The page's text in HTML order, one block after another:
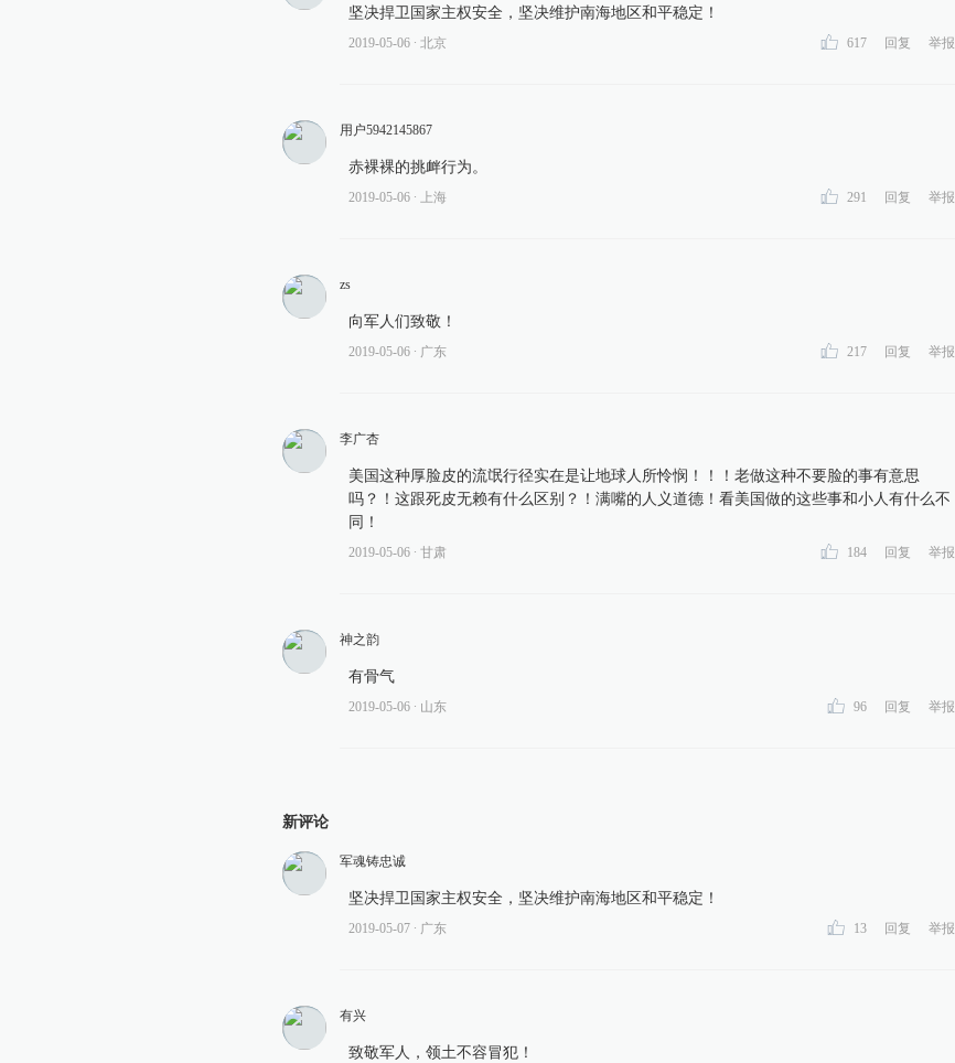
坚决捍卫国家主权安全，坚决维护南海地区和平稳定！
2019-05-06 ∙ 北京 617 回复 举报
用户5942145867
赤裸裸的挑衅行为。
2019-05-06 ∙ 上海 291 回复 举报
zs
向军人们致敬！
2019-05-06 ∙ 广东 217 回复 举报
李广杏
美国这种厚脸皮的流氓行径实在是让地球人所怜悯！！！老做这种不要脸的事有意思
吗？！这跟死皮无赖有什么区别？！满嘴的人义道德！看美国做的这些事和小人有什么不
同！
2019-05-06 ∙ 甘肃 184 回复 举报
神之韵
有骨气
2019-05-06 ∙ 山东 96 回复 举报
新评论
军魂铸忠诚
坚决捍卫国家主权安全，坚决维护南海地区和平稳定！
2019-05-07 ∙ 广东 13 回复 举报
有兴
致敬军人，领土不容冒犯！